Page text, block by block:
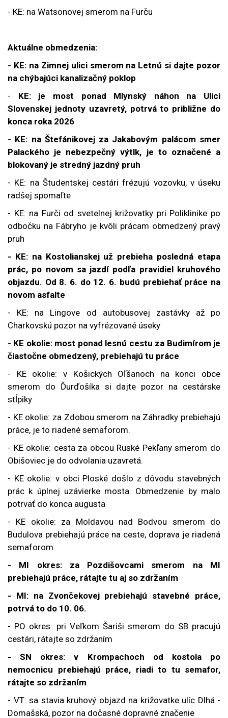
- KE: na Watsonovej smerom na Furču
Aktuálne obmedzenia:
- KE: na Zimnej ulici smerom na Letnú si dajte pozor
na chýbajúci kanalizačný poklop
- KE: je most ponad Mlynský náhon na Ulici
Slovenskej jednoty uzavretý, potrvá to približne do
konca roka 2026
- KE: na Štefánikovej za Jakabovým palácom smer
Palackého je nebezpečný výtlk, je to označené a
blokovaný je stredný jazdný pruh
- KE: na Študentskej cestári frézujú vozovku, v úseku
radšej spomaľte
- KE: na Furči od svetelnej križovatky pri Poliklinike po
odbočku na Fábryho je kvôli prácam obmedzený pravý
pruh
- KE: na Kostolianskej už prebieha posledná etapa
prác, po novom sa jazdí podľa pravidiel kruhového
objazdu. Od 8. 6. do 12. 6. budú prebiehať práce na
novom asfalte
- KE: na Lingove od autobusovej zastávky až po
Charkovskú pozor na vyfrézované úseky
- KE okolie: most ponad lesnú cestu za Budimírom je
čiastočne obmedzený, prebiehajú tu práce
- KE okolie: v Košických Oľšanoch na konci obce
smerom do Ďurďošíka si dajte pozor na cestárske
stĺpiky
- KE okolie: za Zdobou smerom na Záhradky prebiehajú
práce, je to riadené semaforom.
- KE okolie: cesta za obcou Ruské Pekľany smerom do
Obišoviec je do odvolania uzavretá.
- KE okolie: v obci Ploské došlo z dôvodu stavebných
prác k úplnej uzávierke mosta. Obmedzenie by malo
potrvať do konca augusta
- KE okolie: za Moldavou nad Bodvou smerom do
Budulova prebiehajú práce na ceste, doprava je riadená
semaforom
- MI okres: za Pozdišovcami smerom na MI
prebiehajú práce, rátajte tu aj so zdržaním
- MI: na Zvončekovej prebiehajú stavebné práce,
potrvá to do 10. 06.
- PO okres: pri Veľkom Šariši smerom do SB pracujú
cestári, rátajte so zdržaním
- SN okres: v Krompachoch od kostola po
nemocnicu prebiehajú práce, riadi to tu semafor,
rátajte so zdržaním
- VT: sa stavia kruhový objazd na križovatke ulíc Dlhá -
Domašská, pozor na dočasné dopravné značenie